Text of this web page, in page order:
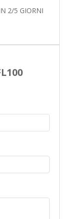
2/5 GIORNI